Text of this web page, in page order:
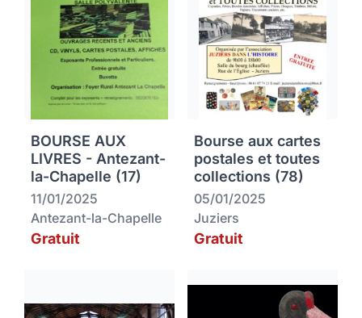
BOURSE AUX
LIVRES - Antezant-
la-Chapelle (17)
11/01/2025
Antezant-la-Chapelle
Gratuit
Bourse aux cartes
postales et toutes
collections (78)
05/01/2025
Juziers
Gratuit